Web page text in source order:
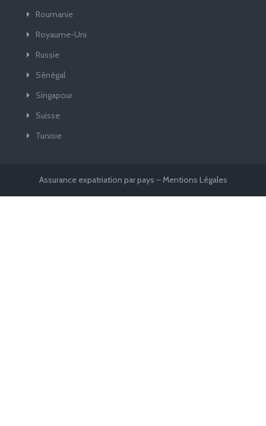
Roumanie
Royaume-Uni
Russie
Sénégal
Singapour
Suisse
Tunisie
Assurance expatriation par pays –Mentions Légales